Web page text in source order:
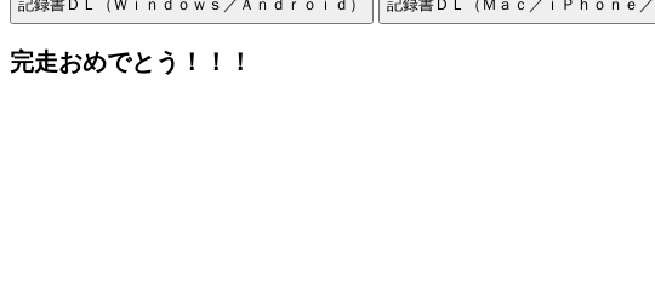
完走おめでとう！！！